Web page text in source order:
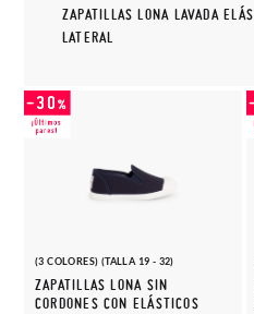
ZAPATILLAS LONA LAVADA
LATERAL
(3 COLORES) (TALLA 19 - 32)
ZAPATILLAS LONA SIN
CORDONES CON ELÁSTICOS